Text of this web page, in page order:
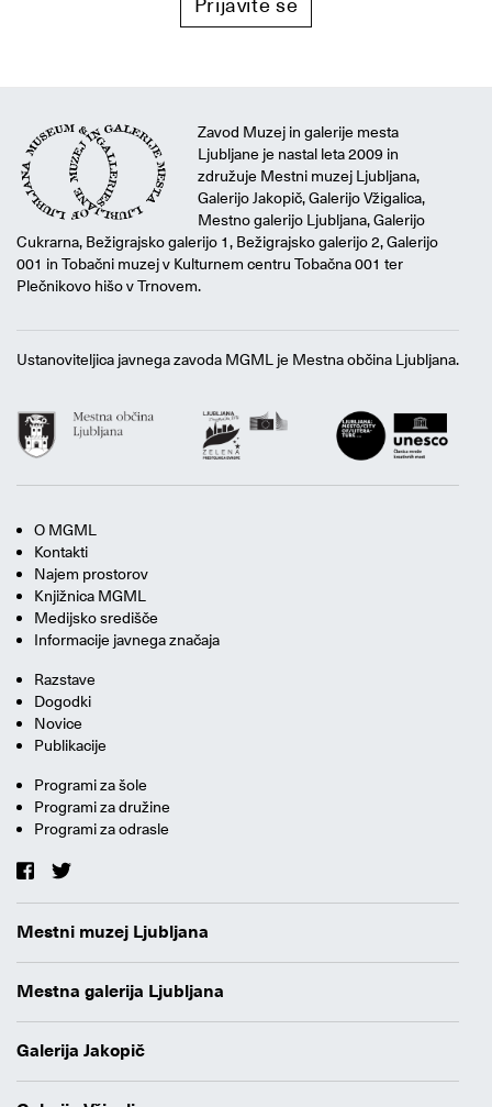
Zavod Muzej in galerije mesta
Ljubljane je nastal leta 2009 in
združuje Mestni muzej Ljubljana,
Galerijo Jakopič, Galerijo Vžigalica,
Mestno galerijo Ljubljana, Galerijo
Cukrarna, Bežigrajsko galerijo 1, Bežigrajsko galerijo 2, Galerijo
001 in Tobačni muzej v Kulturnem centru Tobačna 001 ter
Plečnikovo hišo v Trnovem.
Ustanoviteljica javnega zavoda MGML je Mestna občina Ljubljana.
O MGML
Kontakti
Najem prostorov
Knjižnica MGML
Medijsko središče
Informacije javnega značaja
Razstave
Dogodki
Novice
Publikacije
Programi za šole
Programi za družine
Programi za odrasle
Mestni muzej Ljubljana
Mestna galerija Ljubljana
Galerija Jakopič